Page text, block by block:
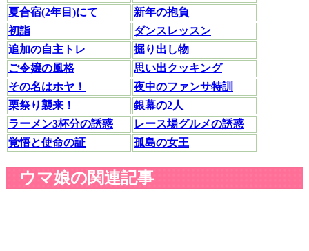
夏合宿(2年目)にて
新年の抱負
初詣
ダンスレッスン
追加の自主トレ
掘り出し物
ご令嬢の風格
思い出クッキング
その名はホヤ！
夜中のファンサ特訓
栗祭り襲来！
銀幕の2人
ラーメン3杯分の誘惑
レース場グルメの誘惑
覚悟と使命の証
孤島の女王
ウマ娘の関連記事